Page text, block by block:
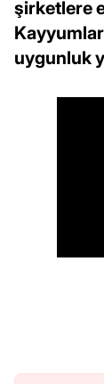
şirketlere
uygunluk